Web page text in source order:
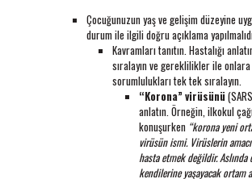
Çocuğunuzun yaş ve gelişim düzeyine
durum ile ilgili doğru açıklama
Kavramları tanıtın. Hastalığı
sıralayın ve gereklilikler ile onlara
sorumlulukları tek tek sıralayın.
“Korona” virüsünü
anlatın. Örneğin, ilkokul
konuşurken “korona yeni
virüsün ismi. Virüslerin
hasta etmek değildir. Aslında
kendilerine yaşayacak ortam